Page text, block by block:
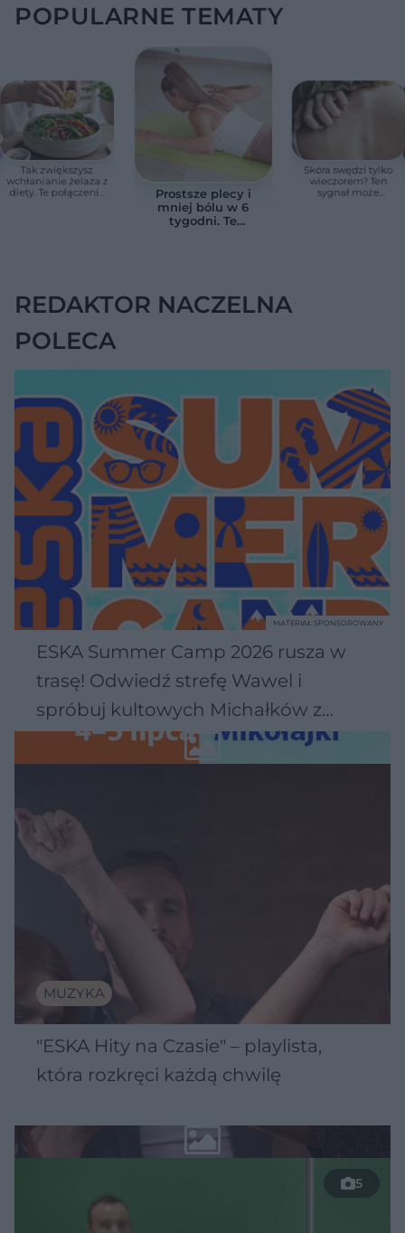
POPULARNE TEMATY
Tak zwiększysz
wchłanianie żelaza z
diety. Te połączenia
Prostsze plecy i
mniej bólu w 6
tygodni. Te
Skóra swędzi tylko
wieczorem? Ten
sygnał może
REDAKTOR NACZELNA
POLECA
ESKA Summer Camp 2026 rusza w
trasę! Odwiedź strefę Wawel i
spróbuj kultowych Michałków z
Wawelu
MATERIAŁ SPONSOROWANY
MUZYKA
"ESKA Hity na Czasie" – playlista,
która rozkręci każdą chwilę
5